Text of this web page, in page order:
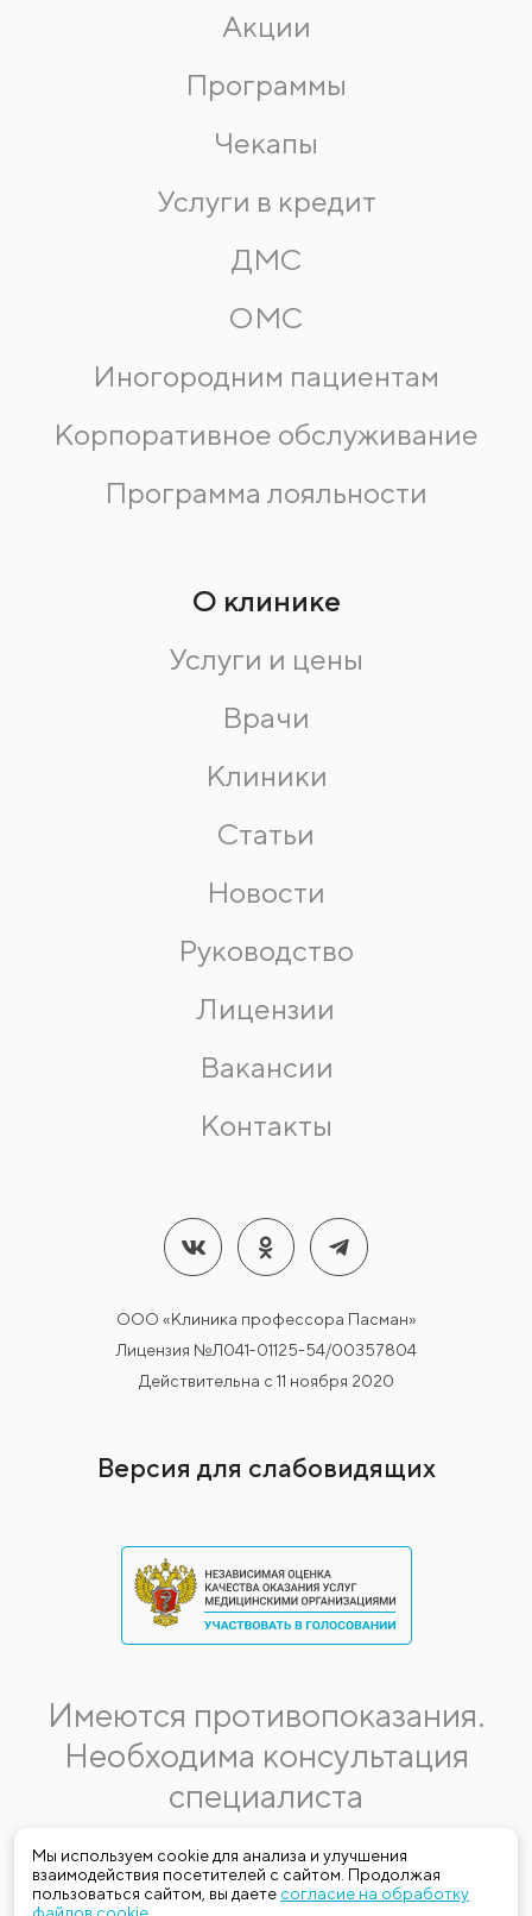
Мы используем cookie для анализа и улучшения
взаимодействия посетителей с сайтом. Продолжая
пользоваться сайтом, вы даете согласие на обработку
Акции
Программы
Чекапы
Услуги в кредит
ДМС
ОМС
Иногородним пациентам
Корпоративное обслуживание
Программа лояльности
О клинике
Услуги и цены
Врачи
Клиники
Статьи
Новости
Руководство
Лицензии
Вакансии
Контакты
ООО «Клиника профессора Пасман»
Лицензия №Л041-01125-54/00357804
Действительна с 11 ноября 2020
Версия для слабовидящих
Имеются противопоказания.
Необходима консультация
специалиста
Данная информация не является публичной офертой.
Стоимость, название и спектр услуг могут меняться.
Получить актуальную на момент обращения за медицинской